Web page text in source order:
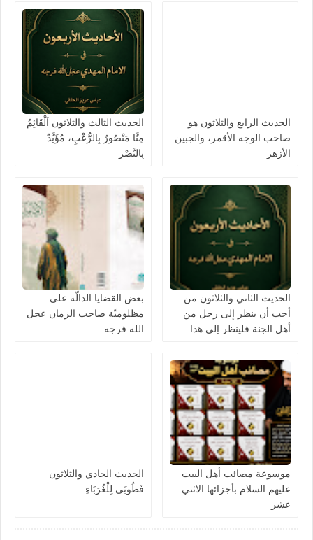
الحديث الرابع والثلاثون هو
صاحب الوجه الأقمر، والجبين
الأزهر
الحديث الثالث والثلاثون اَلْقَائِمُ
مِنَّا مَنْصُورٌ بِالرُّعْبِ، مُؤَيَّدٌ
بِالنَّصْرِ
الحديث الثاني والثلاثون من
أحب أن ينظر إلى رجل من
أهل الجنة فلينظر إلى هذا
بعض القضايا الدالّة على
مظلوميّة صاحب الزمان عجل
الله فرجه
موسوعة مصائب أهل البيت
عليهم السلام بأجزائها الاثني
عشر
الحديث الحادي والثلاثون
فَطُوبَى لِلْغُرَبَاءِ